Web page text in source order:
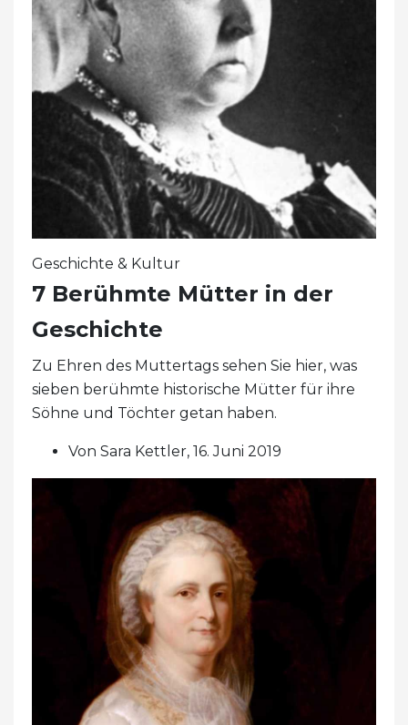
Geschichte & Kultur
7 Berühmte Mütter in der
Geschichte
Zu Ehren des Muttertags sehen Sie hier, was
sieben berühmte historische Mütter für ihre
Söhne und Töchter getan haben.
Von Sara Kettler, 16. Juni 2019